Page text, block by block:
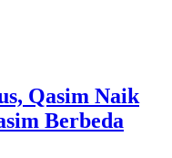
Qasim Naik
Berbeda